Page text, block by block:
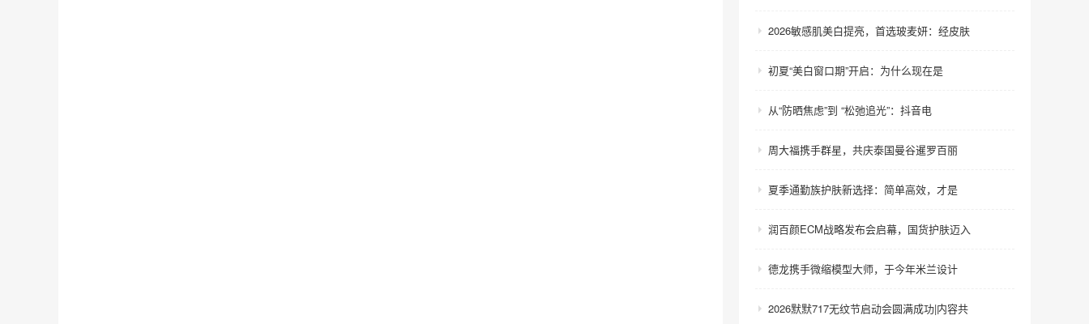
2026敏感肌美白提亮，首选玻麦妍：经皮肤
初夏“美白窗口期”开启：为什么现在是
从“防晒焦虑”到 “松弛追光”：抖音电
周大福携手群星，共庆泰国曼谷暹罗百丽
夏季通勤族护肤新选择：简单高效，才是
润百颜ECM战略发布会启幕，国货护肤迈入
德龙携手微缩模型大师，于今年米兰设计
2026默默717无纹节启动会圆满成功|内容共